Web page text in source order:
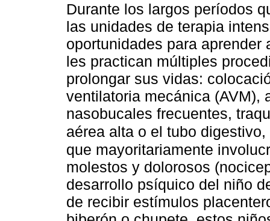
Durante los largos períodos
las unidades de terapia
oportunidades para
les practican múltiples
prolongar sus vidas:
ventilatoria mecánica (AVM),
nasobucales frecuentes,
aérea alta o el tubo
que mayoritariamente
molestos y dolorosos
desarrollo psíquico del niño
de recibir estímulos